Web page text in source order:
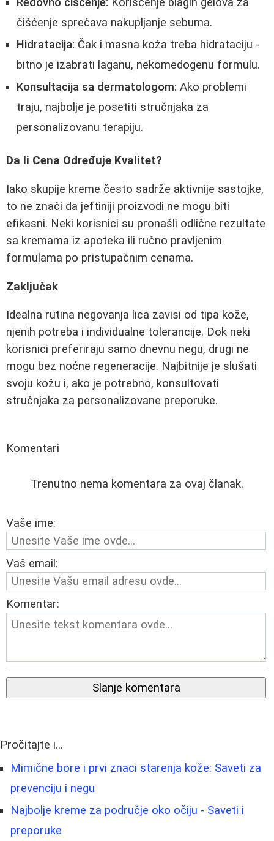
čišćenje sprečava nakupljanje sebuma.
Hidratacija: Čak i masna koža treba hidrataciju -
bitno je izabrati laganu, nekomedogenu formulu.
Konsultacija sa dermatologom: Ako problemi
traju, najbolje je posetiti stručnjaka za
personalizovanu terapiju.
Da li Cena Određuje Kvalitet?
Iako skupije kreme često sadrže aktivnije sastojke,
to ne znači da jeftiniji proizvodi ne mogu biti
efikasni. Neki korisnici su pronašli odlične rezultate
sa kremama iz apoteka ili ručno pravljenim
formulama po pristupačnim cenama.
Zaključak
Idealna rutina negovanja lica zavisi od tipa kože,
njenih potreba i individualne tolerancije. Dok neki
korisnici preferiraju samo dnevnu negu, drugi ne
mogu bez noćne regeneracije. Najbitnije je slušati
svoju kožu i, ako je potrebno, konsultovati
stručnjaka za personalizovane preporuke.
Komentari
Trenutno nema komentara za ovaj članak.
Vaše ime:
Vaš email:
Komentar:
Slanje komentara
Pročitajte i...
Mimične bore i prvi znaci starenja kože: Saveti za
prevenciju i negu
Najbolje kreme za područje oko očiju - Saveti i
preporuke